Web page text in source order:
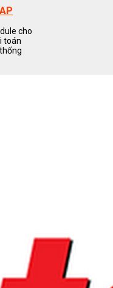
cho
toán